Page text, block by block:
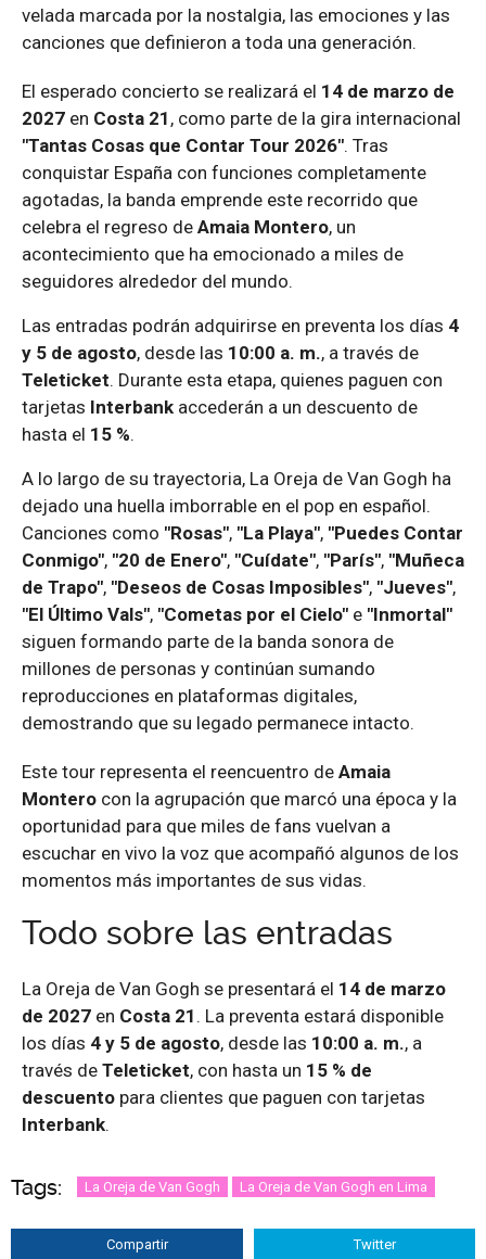
velada marcada por la nostalgia, las emociones y las
canciones que definieron a toda una generación.
El esperado concierto se realizará el 14 de marzo de
2027 en Costa 21 , como parte de la gira internacional
"Tantas Cosas que Contar Tour 2026". Tras
conquistar España con funciones completamente
agotadas, la banda emprende este recorrido que
celebra el regreso de Amaia Montero, un
acontecimiento que ha emocionado a miles de
seguidores alrededor del mundo.
Las entradas podrán adquirirse en preventa los días 4
y 5 de agosto, desde las 10:00 a. m., a través de
Teleticket. Durante esta etapa, quienes paguen con
tarjetas Interbank accederán a un descuento de
hasta el 15 %.
A lo largo de su trayectoria, La Oreja de Van Gogh ha
dejado una huella imborrable en el pop en español.
Canciones como "Rosas", "La Playa", "Puedes Contar
Conmigo", "20 de Enero", "Cuídate", "París", "Muñeca
de Trapo", "Deseos de Cosas Imposibles", "Jueves",
"El Último Vals", "Cometas por el Cielo" e "Inmortal"
siguen formando parte de la banda sonora de
millones de personas y continúan sumando
reproducciones en plataformas digitales,
demostrando que su legado permanece intacto.
Este tour representa el reencuentro de Amaia
Montero con la agrupación que marcó una época y la
oportunidad para que miles de fans vuelvan a
escuchar en vivo la voz que acompañó algunos de los
momentos más importantes de sus vidas.
Todo sobre las entradas
La Oreja de Van Gogh se presentará el 14 de marzo
de 2027 en Costa 21 . La preventa estará disponible
los días 4 y 5 de agosto, desde las 10:00 a. m., a
través de Teleticket, con hasta un 15 % de
descuento para clientes que paguen con tarjetas
Interbank.
Tags: La Oreja de Van Gogh La Oreja de Van Gogh en Lima
Compartir Twitter